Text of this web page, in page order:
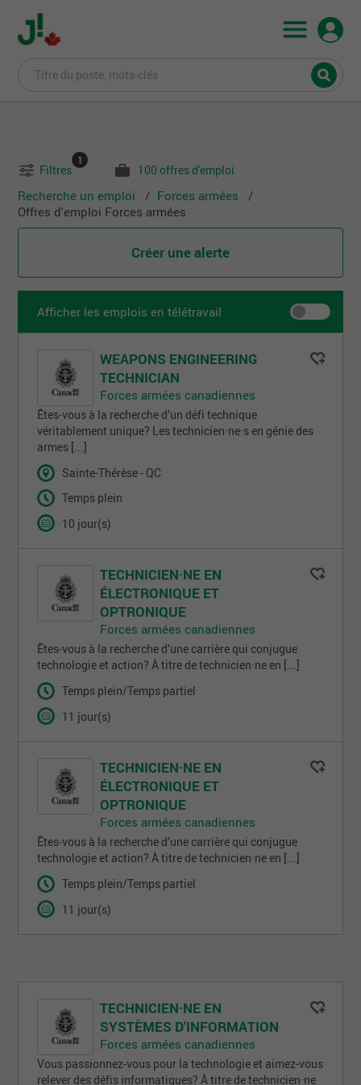
Filtres
1
100 offres d'emploi
Recherche un emploi
Forces armées
Offres d'emploi Forces armées
Créer une alerte
Afficher les emplois en télétravail
WEAPONS ENGINEERING
TECHNICIAN
Forces armées canadiennes
Êtes-vous à la recherche d’un défi technique
véritablement unique? Les technicien·ne·s en génie des
armes [...]
Sainte-Thérèse - QC
Temps plein
10 jour(s)
TECHNICIEN·NE EN
ÉLECTRONIQUE ET
OPTRONIQUE
Forces armées canadiennes
Êtes-vous à la recherche d’une carrière qui conjugue
technologie et action? À titre de technicien·ne en [...]
Temps plein/Temps partiel
11 jour(s)
TECHNICIEN·NE EN
ÉLECTRONIQUE ET
OPTRONIQUE
Forces armées canadiennes
Êtes-vous à la recherche d’une carrière qui conjugue
technologie et action? À titre de technicien·ne en [...]
Temps plein/Temps partiel
11 jour(s)
TECHNICIEN·NE EN
SYSTÈMES D'INFORMATION
Forces armées canadiennes
Vous passionnez-vous pour la technologie et aimez-vous
relever des défis informatiques? À titre de technicien·ne